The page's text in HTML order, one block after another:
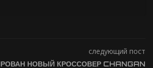
следующий пост
НОВЫЙ КРОССОВЕР CHANGAN